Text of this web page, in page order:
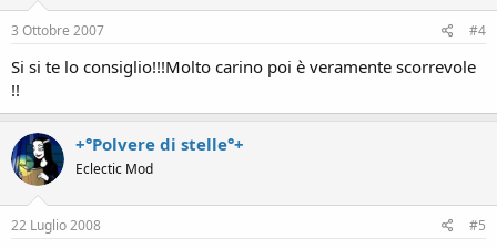
3 Ottobre 2007 #4
Si si te lo consiglio!!!Molto carino poi è veramente scorrevole
!!
+°Polvere di stelle°+
Eclectic Mod
22 Luglio 2008 #5